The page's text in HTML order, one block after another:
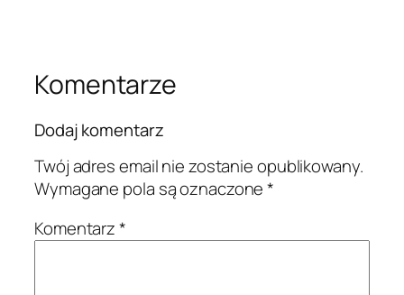
Komentarze
Dodaj komentarz
Twój adres email nie zostanie opublikowany.
Wymagane pola są oznaczone*
Komentarz*